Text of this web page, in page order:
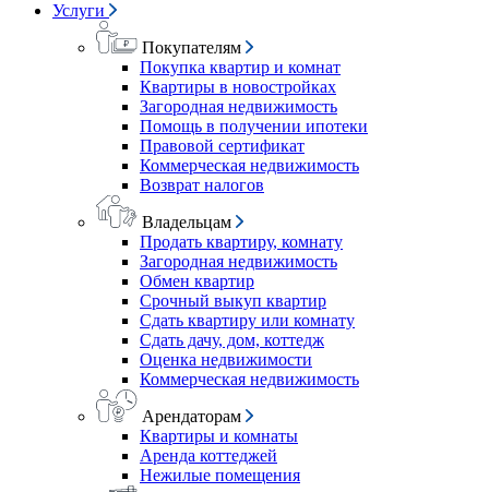
Услуги
Покупателям
Покупка квартир и комнат
Квартиры в новостройках
Загородная недвижимость
Помощь в получении ипотеки
Правовой сертификат
Коммерческая недвижимость
Возврат налогов
Владельцам
Продать квартиру, комнату
Загородная недвижимость
Обмен квартир
Срочный выкуп квартир
Сдать квартиру или комнату
Сдать дачу, дом, коттедж
Оценка недвижимости
Коммерческая недвижимость
Арендаторам
Квартиры и комнаты
Аренда коттеджей
Нежилые помещения